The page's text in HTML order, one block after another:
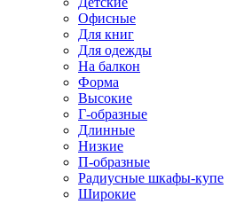
Офисные
Для книг
Для одежды
На балкон
Форма
Высокие
Г-образные
Длинные
Низкие
П-образные
Радиусные шкафы-купе
Широкие